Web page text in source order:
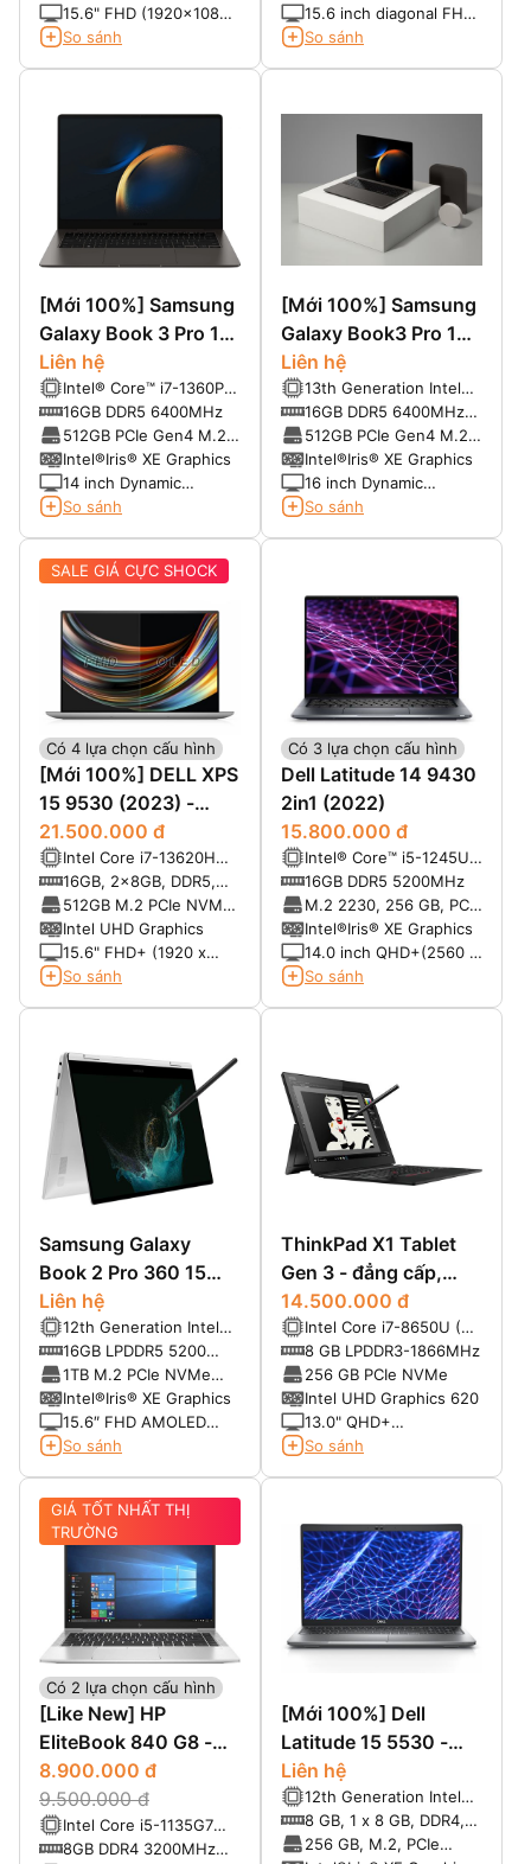
Disabled
15.6" FHD (1920x1080)
Non-Touch, AG, IPS,
So sánh
15.6 inch diagonal FHD
bent, anti-glare UWVA
So sánh
[Mới 100%] Samsung
Galaxy Book 3 Pro 14
(2023)
Liên hệ
Intel® Core™ i7-1360P
(12-Core, 16-Thread,
18MB Cache, up to
5.0GHz Max Turbo
Frequency)
16GB DDR5 6400MHz
512GB PCIe Gen4 M.2
SSD
Intel®Iris® XE Graphics
14 inch Dynamic
AMOLED 2X, 3K (2880
So sánh
[Mới 100%] Samsung
Galaxy Book3 Pro 16
(2023)
Liên hệ
13th Generation Intel
Core i7-1360P (12
cores, 16 threads, 8-
Ecore 3.7GHz, 4-P-core
5.0GHz, 18MB Cache)
16GB DDR5 6400MHz
RAM Onboard
512GB PCIe Gen4 M.2
SSD
Intel®Iris® XE Graphics
16 inch Dynamic
AMOLED 2X, 3K (2880
So sánh
Có 4 lựa chọn cấu hình
SALE GIÁ CỰC SHOCK
[Mới 100%] DELL XPS
15 9530 (2023) -
Laptop doanh nhân
cao cấp nhất
21.500.000 đ
Intel Core i7-13620H
Up To 4.90GHz (10
Cores, 16 Threads,
24MB Cache)
16GB, 2x8GB, DDR5,
4800MHz
512GB M.2 PCIe NVMe
Solid State Drive
Intel UHD Graphics
15.6" FHD+ (1920 x
1200) InfinityEdge Non-
So sánh
Có 3 lựa chọn cấu hình
Dell Latitude 14 9430
2in1 (2022)
15.800.000 đ
Intel® Core™ i5-1245U
(12 MB cache, 10 cores,
12 threads, upto 4.70
GHz, 20 W)
16GB DDR5 5200MHz
M.2 2230, 256 GB, PCIe
NVMe
Intel®Iris® XE Graphics
14.0 inch QHD+(2560 x
1600) Touch, IR
So sánh
Samsung Galaxy
Book 2 Pro 360 15
(2022)
Liên hệ
12th Generation Intel
Core™ i7-1260P
Processor(2.1 GHz up
to 4.6 GHz, 18MB
Cache)
16GB LPDDR5 5200
MHz
1TB M.2 PCIe NVMe
Solid State Drive (M.2
SSD)
Intel®Iris® XE Graphics
15.6″ FHD AMOLED
Display (1920 x 1080)
So sánh
ThinkPad X1 Tablet
Gen 3 - đẳng cấp,
sang trọng, tinh tế
14.500.000 đ
Intel Core i7-8650U (Up
to 4.20 GHz , 8 MB
Smart Cache )
8 GB LPDDR3-1866MHz
256 GB PCIe NVMe
Intel UHD Graphics 620
13.0" QHD+
(3200x2000) Corning
So sánh
Có 2 lựa chọn cấu hình
GIÁ TỐT NHẤT THỊ
TRƯỜNG
[Like New] HP
EliteBook 840 G8 -
Mỹ nhân giới Laptop
8.900.000 đ
9.500.000 đ
Intel Core i5-1135G7
(8MB, up to 4.20GHz)
8GB DDR4 3200MHz
[Mới 100%] Dell
Latitude 15 5530 -
Mẫu Laptop siêu bảo
mật
Liên hệ
12th Generation Intel®
Core™ i5-1235U (12 MB
cache, 10 cores, up to
8 GB, 1 x 8 GB, DDR4,
3200 MHz
256 GB, M.2, PCIe